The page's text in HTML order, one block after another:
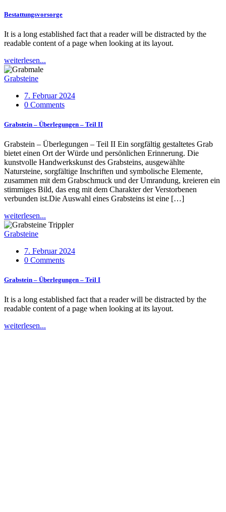
Bestattungsvorsorge
It is a long established fact that a reader will be distracted by the
readable content of a page when looking at its layout.
weiterlesen...
Grabsteine
7. Februar 2024
0 Comments
Grabstein – Überlegungen – Teil II
Grabstein – Überlegungen – Teil II Ein sorgfältig gestaltetes Grab
bietet einen Ort der Würde und persönlichen Erinnerung. Die
kunstvolle Handwerkskunst des Grabsteins, ausgewählte
Natursteine, sorgfältige Inschriften und symbolische Elemente,
zusammen mit dem Grabschmuck und der Umrandung, kreieren ein
stimmiges Bild, das eng mit dem Charakter der Verstorbenen
verbunden ist.Die Auswahl eines Grabsteins ist eine […]
weiterlesen...
Grabsteine
7. Februar 2024
0 Comments
Grabstein – Überlegungen – Teil I
It is a long established fact that a reader will be distracted by the
readable content of a page when looking at its layout.
weiterlesen...